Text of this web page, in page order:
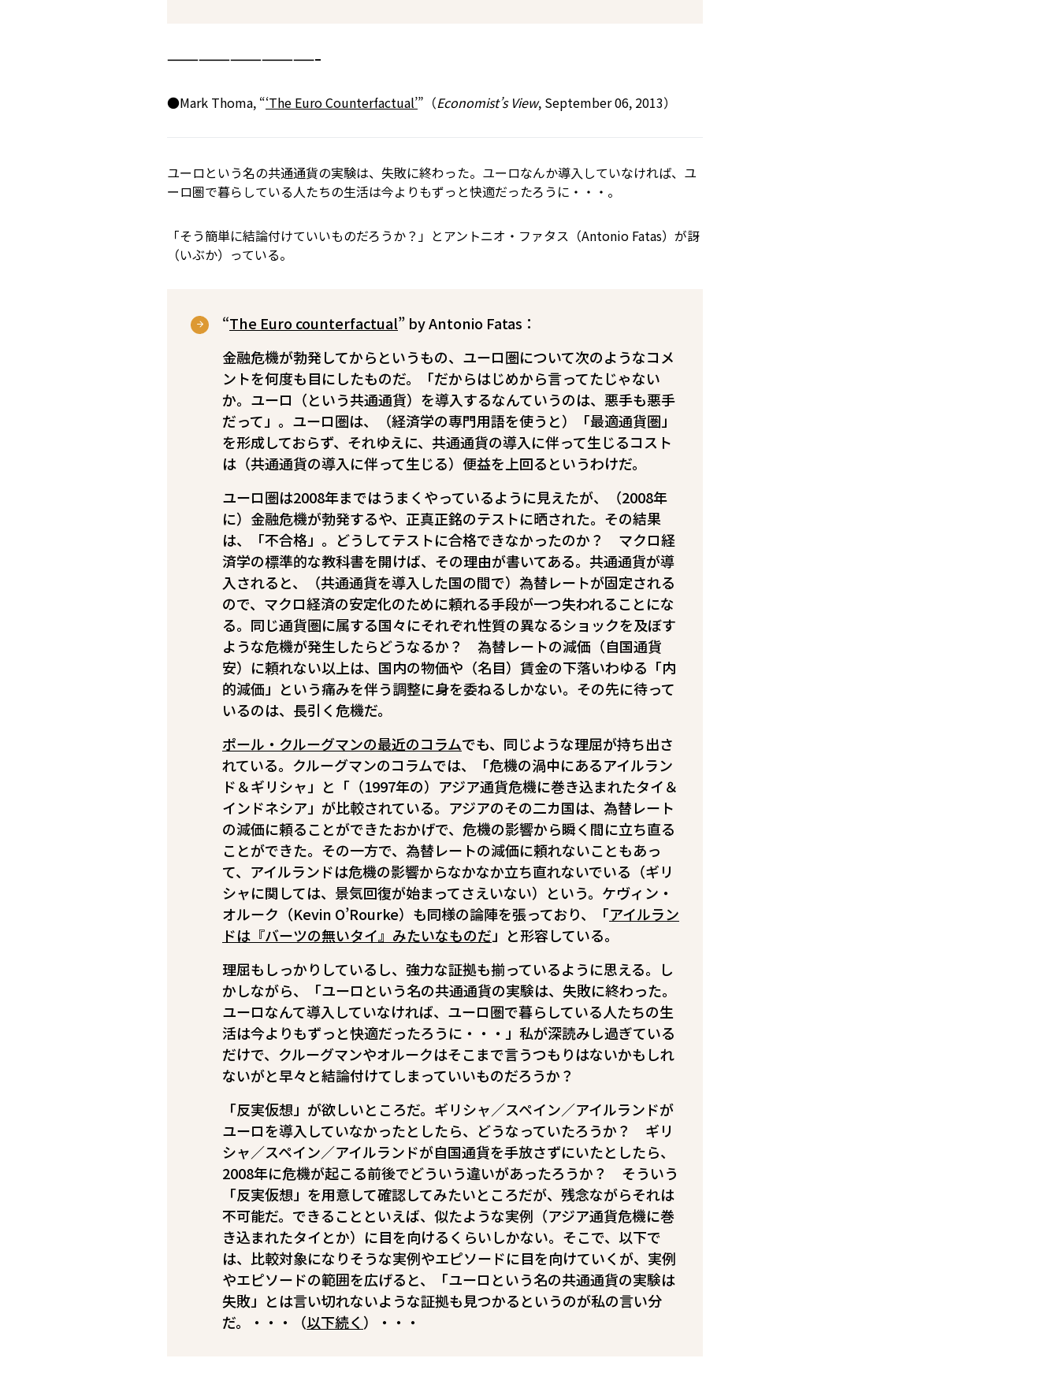
——————————————–
●Mark Thoma, “‘The Euro Counterfactual’”（Economist’s View, September 06, 2013）
ユーロという名の共通通貨の実験は、失敗に終わった。ユーロなんか導入していなければ、ユ
ーロ圏で暮らしている人たちの生活は今よりもずっと快適だったろうに・・・。
「そう簡単に結論付けていいものだろうか？」とアントニオ・ファタス（Antonio Fatas）が訝
（いぶか）っている。
“The Euro counterfactual” by Antonio Fatas：
金融危機が勃発してからというもの、ユーロ圏について次のようなコメ
ントを何度も目にしたものだ。「だからはじめから言ってたじゃない
か。ユーロ（という共通通貨）を導入するなんていうのは、悪手も悪手
だって」。ユーロ圏は、（経済学の専門用語を使うと）「最適通貨圏」
を形成しておらず、それゆえに、共通通貨の導入に伴って生じるコスト
は（共通通貨の導入に伴って生じる）便益を上回るというわけだ。
ユーロ圏は2008年まではうまくやっているように見えたが、（2008年
に）金融危機が勃発するや、正真正銘のテストに晒された。その結果
は、「不合格」。どうしてテストに合格できなかったのか？ マクロ経
済学の標準的な教科書を開けば、その理由が書いてある。共通通貨が導
入されると、（共通通貨を導入した国の間で）為替レートが固定される
ので、マクロ経済の安定化のために頼れる手段が一つ失われることにな
る。同じ通貨圏に属する国々にそれぞれ性質の異なるショックを及ぼす
ような危機が発生したらどうなるか？ 為替レートの減価（自国通貨
安）に頼れない以上は、国内の物価や（名目）賃金の下落――いわゆる「内
的減価」――という痛みを伴う調整に身を委ねるしかない。その先に待って
いるのは、長引く危機だ。
ポール・クルーグマンの最近のコラムでも、同じような理屈が持ち出さ
れている。クルーグマンのコラムでは、「危機の渦中にあるアイルラン
ド＆ギリシャ」と「（1997年の）アジア通貨危機に巻き込まれたタイ＆
インドネシア」が比較されている。アジアのその二カ国は、為替レート
の減価に頼ることができたおかげで、危機の影響から瞬く間に立ち直る
ことができた。その一方で、為替レートの減価に頼れないこともあっ
て、アイルランドは危機の影響からなかなか立ち直れないでいる（ギリ
シャに関しては、景気回復が始まってさえいない）という。ケヴィン・
オルーク（Kevin O’Rourke）も同様の論陣を張っており、「アイルラン
ドは『バーツの無いタイ』みたいなものだ 」と形容している。
理屈もしっかりしているし、強力な証拠も揃っているように思える。し
かしながら、「ユーロという名の共通通貨の実験は、失敗に終わった。
ユーロなんて導入していなければ、ユーロ圏で暮らしている人たちの生
活は今よりもずっと快適だったろうに・・・」――私が深読みし過ぎている
だけで、クルーグマンやオルークはそこまで言うつもりはないかもしれ
ないが――と早々と結論付けてしまっていいものだろうか？
「反実仮想」が欲しいところだ。ギリシャ／スペイン／アイルランドが
ユーロを導入していなかったとしたら、どうなっていたろうか？ ギリ
シャ／スペイン／アイルランドが自国通貨を手放さずにいたとしたら、
2008年に危機が起こる前後でどういう違いがあったろうか？ そういう
「反実仮想」を用意して確認してみたいところだが、残念ながらそれは
不可能だ。できることといえば、似たような実例（アジア通貨危機に巻
き込まれたタイとか）に目を向けるくらいしかない。そこで、以下で
は、比較対象になりそうな実例やエピソードに目を向けていくが、実例
やエピソードの範囲を広げると、「ユーロという名の共通通貨の実験は
失敗」とは言い切れないような証拠も見つかるというのが私の言い分
だ。・・・（以下続く ）・・・